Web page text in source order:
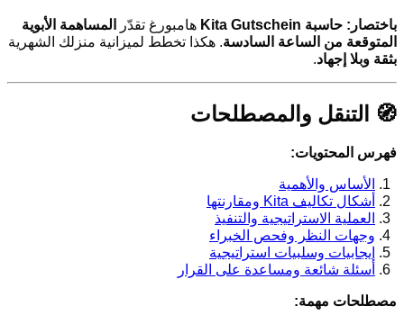
باختصار: حاسبة Kita Gutschein هامبورغ تقدّر
المساهمة الأبوية
المتوقعة من الساعة السادسة. هكذا تخطط لميزانية منزلك الشهرية
بثقة وبلا إجهاد.
🧭 التنقل والمصطلحات
فهرس المحتويات:
الأساس والأهمية
أشكال تكاليف Kita ومقارنتها
العملية الاستراتيجية والتنفيذ
وجهات النظر وفحص الخبراء
إيجابيات وسلبيات استراتيجية
أسئلة شائعة ومساعدة على القرار
مصطلحات مهمة: